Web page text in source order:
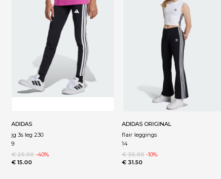
ADIDAS
jg 3s leg 230
9
€ 25.00 -40%
€ 15.00
ADIDAS ORIGINAL
flair leggings
14
€ 35.00 -10%
€ 31.50